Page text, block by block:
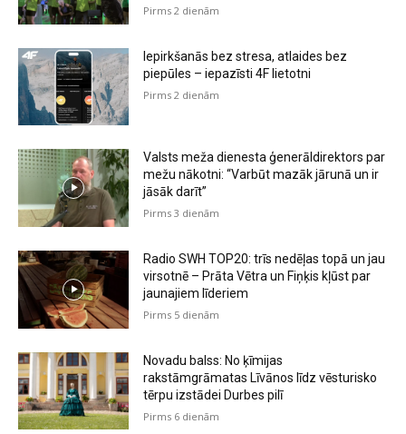
Pirms 2 dienām
Iepirkšanās bez stresa, atlaides bez
piepūles – iepazīsti 4F lietotni
Pirms 2 dienām
Valsts meža dienesta ģenerāldirektors par
mežu nākotni: “Varbūt mazāk jārunā un ir
jāsāk darīt”
Pirms 3 dienām
Radio SWH TOP20: trīs nedēļas topā un jau
virsotnē – Prāta Vētra un Fiņķis kļūst par
jaunajiem līderiem
Pirms 5 dienām
Novadu balss: No ķīmijas
rakstāmgrāmatas Līvānos līdz vēsturisko
tērpu izstādei Durbes pilī
Pirms 6 dienām